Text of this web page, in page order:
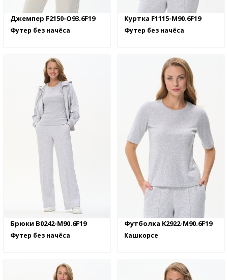
Джемпер F2150-O93.6F19
Футер без начёса
Куртка F1115-M90.6F19
Футер без начёса
Брюки B0242-M90.6F19
Футер без начёса
Футболка K2922-M90.6F19
Кашкорсе